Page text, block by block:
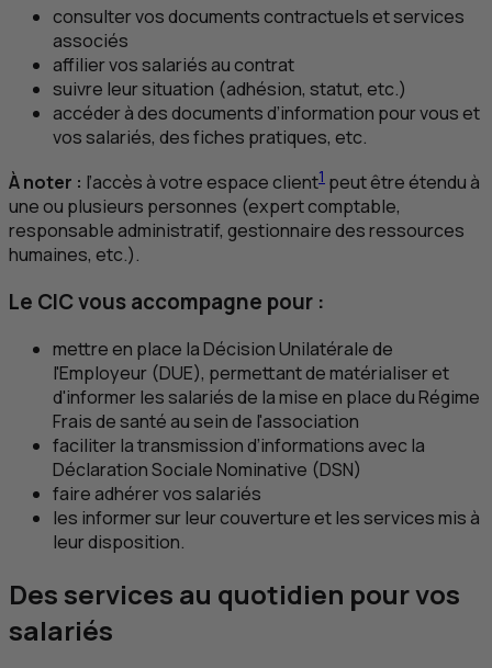
consulter vos documents contractuels et services
associés
affilier vos salariés au contrat
suivre leur situation (adhésion, statut, etc.)
accéder à des documents d’information pour vous et
vos salariés, des fiches pratiques, etc.
À noter : l’accès à votre espace client1 peut être étendu à
une ou plusieurs personnes (expert comptable,
responsable administratif, gestionnaire des ressources
humaines, etc.).
Le CICvous accompagne pour :
mettre en place la Décision Unilatérale de
l'Employeur (DUE), permettant de matérialiser et
d'informer les salariés de la mise en place du Régime
Frais de santé au sein de l'association
faciliter la transmission d’informations avec la
Déclaration Sociale Nominative (DSN)
faire adhérer vos salariés
les informer sur leur couverture et les services mis à
leur disposition.
Des services au quotidien pour vos
salariés